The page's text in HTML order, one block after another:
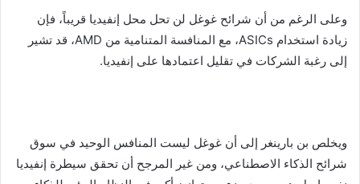
وعلى الرغم من أن شرائح غوغل لن تحل محل إنفيديا قريباً، فإن
زيادة استخدام ASICs، مع المنافسة المتنامية من AMD، قد تشير
إلى رغبة الشركات في تقليل اعتمادها على إنفيديا.
ويخلص بن بارينغر إلى أن غوغل ليست المنافس الوحيد في سوق
شرائح الذكاء الاصطناعي، ومن غير المرجح أن تحقق سيطرة إنفيديا